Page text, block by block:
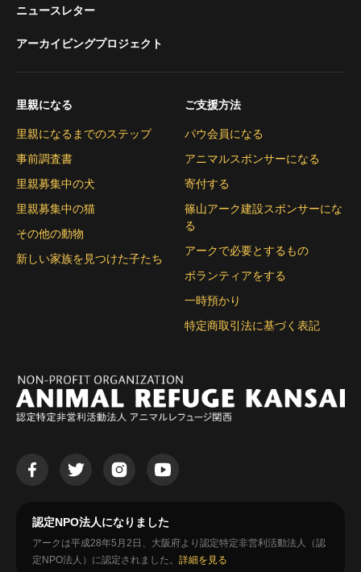
ニュースレター
アーカイビングプロジェクト
里親になる
里親になるまでのステップ
事前調査書
里親募集中の犬
里親募集中の猫
その他の動物
新しい家族を見つけた子たち
ご支援方法
パウ会員になる
アニマルスポンサーになる
寄付する
篠山アーク建設スポンサーにな
る
アークで必要とするもの
ボランティアをする
一時預かり
特定商取引法に基づく表記
認定NPO法人になりました
アークは平成28年5月2日、大阪府より認定特定非営利活動法人（認
定NPO法人）に認定されました。 詳細を見る